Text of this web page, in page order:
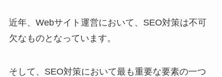
近年、Webサイト運営において、SEO対策は不可
欠なものとなっています。
そして、SEO対策において最も重要な要素の一つ